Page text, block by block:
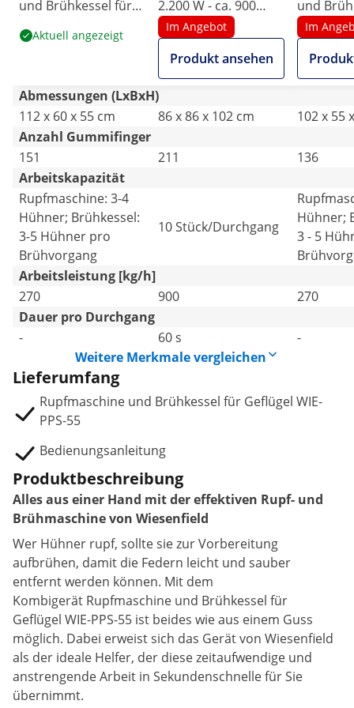
und Brühkessel für
Geflügel - Trommel
55 cm - 3 - 4 Hühner
Aktuell angezeigt
2.200 W - ca. 900
kg/h
Im Angebot
Produkt ansehen
und
50 cm -
pro min
Im
Abmessungen (LxBxH)
112 x 60 x 55 cm
86 x 86 x 102 cm
102 x 55
Anzahl Gummifinger
151
211
136
Arbeitskapazität
Rupfmaschine: 3-4
Hühner; Brühkessel:
3-5 Hühner pro
Brühvorgang
10 Stück/Durchgang
Hühner;
3 - 5
Arbeitsleistung [kg/h]
270
900
270
Dauer pro Durchgang
-
60 s
-
Weitere Merkmale vergleichen
Lieferumfang
Rupfmaschine und Brühkessel für Geflügel WIE-
PPS-55
Bedienungsanleitung
Produktbeschreibung
Alles aus einer Hand mit der effektiven Rupf- und
Brühmaschine von Wiesenfield
Wer Hühner rupf, sollte sie zur Vorbereitung
aufbrühen, damit die Federn leicht und sauber
entfernt werden können. Mit dem
Kombigerät Rupfmaschine und Brühkessel für
Geflügel WIE-PPS-55 ist beides wie aus einem Guss
möglich. Dabei erweist sich das Gerät von Wiesenfield
als der ideale Helfer, der diese zeitaufwendige und
anstrengende Arbeit in Sekundenschnelle für Sie
übernimmt.